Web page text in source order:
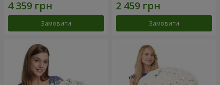
Замовити Замовити